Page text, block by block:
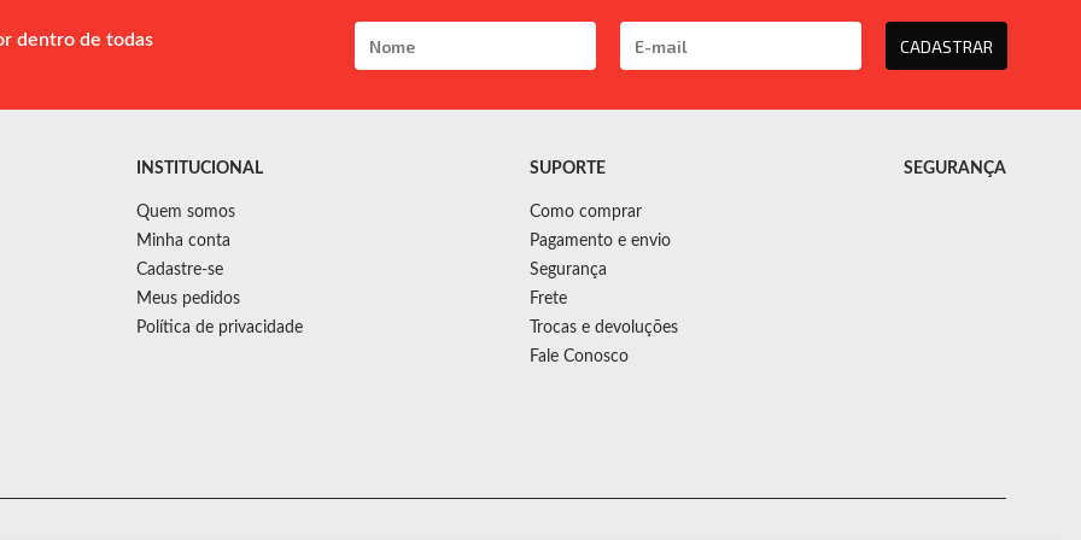
dentro de todas CADASTRAR
INSTITUCIONAL
Quem somos
Minha conta
Cadastre-se
Meus pedidos
Política de privacidade
SUPORTE
Como comprar
Pagamento e envio
Segurança
Frete
Trocas e devoluções
Fale Conosco
SEGURANÇA